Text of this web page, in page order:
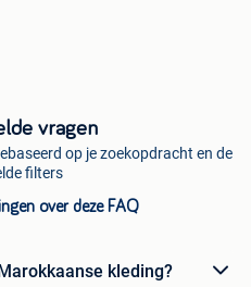
vragen
op je zoekopdracht en de
filters
over deze FAQ
kleding?